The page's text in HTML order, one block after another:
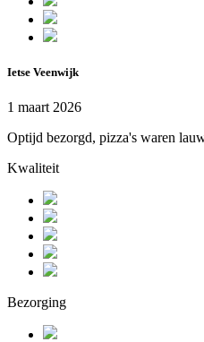
Ietse Veenwijk
1 maart 2026
Optijd bezorgd, pizza's waren
Kwaliteit
Bezorging